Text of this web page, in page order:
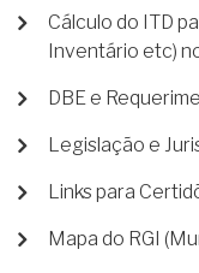
Cálculo do ITD
Inventário etc)
DBE e
Legislação e
Links para
Mapa do RGI